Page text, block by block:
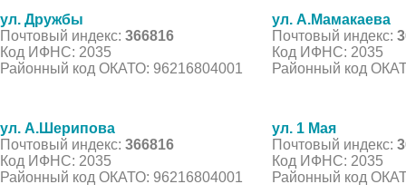
ул. Дружбы
Почтовый индекс: 366816
Код ИФНС: 2035
Районный код ОКАТО: 96216804001
ул. А.Мамакаева
Почтовый индекс:
Код ИФНС: 2035
Районный код
ул. А.Шерипова
Почтовый индекс: 366816
Код ИФНС: 2035
Районный код ОКАТО: 96216804001
ул. 1 Мая
Почтовый индекс:
Код ИФНС: 2035
Районный код